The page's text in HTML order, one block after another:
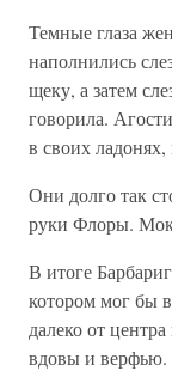
Темные глаза
наполнились
щеку, а затем
говорила.
в своих ладонях,
Они долго так
руки Флоры.
В итоге
котором мог бы
далеко от
вдовы и верфью.